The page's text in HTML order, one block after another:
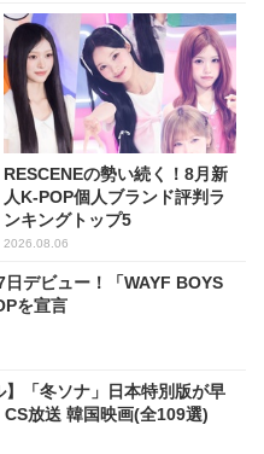
RESCENEの勢い続く！8月新
人K-POP個人ブランド評判ラ
ンキングトップ5
2026.08.06
デビュー！「WAYF BOYS
を宣言
】「冬ソナ」日本特別版が早
CS放送 韓国映画(全109選)